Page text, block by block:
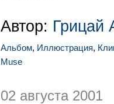
Автор: Грицай
Альбом, Иллюстрация,
Muse
02 августа 2001